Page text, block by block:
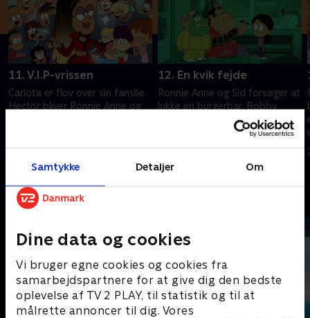
Samtykke Detaljer Om
Dine data og cookies
Vi bruger egne cookies og cookies fra
samarbejdspartnere for at give dig den bedste
oplevelse af TV 2 PLAY, til statistik og til at
målrette annoncer til dig. Vores
11. V.I.P-vrissen
Carlota er flov over sin familie.
Hector bliver Ronnie Anne og
12. En kvik fejde
Ronnie Anne og Sid forsøger at
lukke en burgerbar. Bobby
vælger Par som sin nye bedste
1. januar 2023 • 21 min
Andre så også